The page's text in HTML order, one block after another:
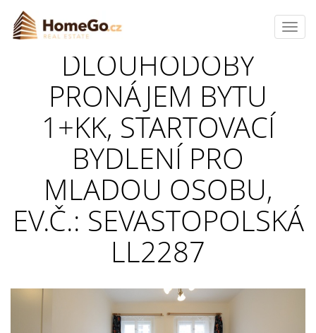
DLOUHODOBÝ
PRONÁJEM BYTU
1+KK, STARTOVACÍ
BYDLENÍ PRO
MLADOU OSOBU,
EV.Č.: SEVASTOPOLSKÁ
LL2287